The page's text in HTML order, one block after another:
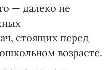
— далеко не
стоящих перед
возрасте.